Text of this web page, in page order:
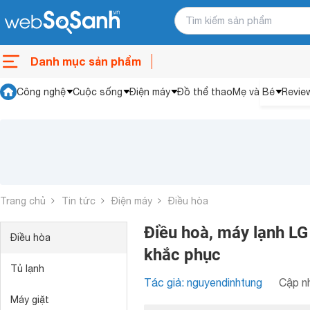
Danh mục sản phẩm
Công nghệ Cuộc sống Điện máy Đồ thể thaoMẹ và Bé
Trang chủ Tin tức Điện máy Điều hòa
Điều hòa
Tủ lạnh
Máy giặt
Điều hoà, máy lạnh
khắc phục
Tác giả: nguyendinhtung Cập